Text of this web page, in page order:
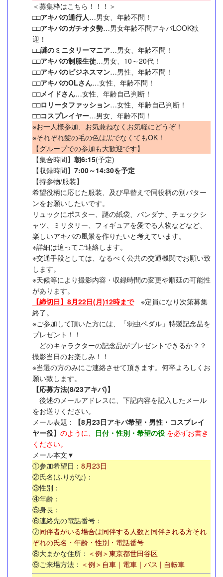
＜募集枠はこちら！！！＞
□□アキバの通行人…男女、年齢不問！
□□アキバのガチオタ勢…男女年齢不問アキバLOOK歓
迎！
□□謎のミニタリーマニア…男女、年齢不問！
□□アキバの制服生徒…男女、10～20代！
□□アキバのビジネスマン…男性、年齢不問！
□□アキバのOLさん…女性、年齢不問！
□□メイドさん…女性、年齢自己判断！
□□ロリータファッション…女性、年齢自己判断！
□□コスプレイヤー…男女、年齢不問！
※お一人様参加、お気兼ねなくお気軽にどうぞ！
※それぞれ髪の毛の色は黒でなくてもOK！
【グループでの参加も大歓迎です】
【集合時間】 朝6:15(予定)
【収録時間】 7:00～14:30を予定
【持参物/服装】
希望役柄に応じた服装、及び早替えで同役柄の別パター
ンをお願いしたいです。
リュックにポスター、謎の紙袋、バンダナ、チェックシ
ャツ、ミリタリー、フィギュアを愛でる人物などなど、
楽しいアキバの風景を作りたいと考えています。
※詳細は追ってご連絡します。
※交通手段としては、なるべく公共の交通機関でお願い致
します。
※天候等により撮影内容・収録時間の変更や順延の可能性
があります。
【締切日】 8月22日(月)12時まで※定員になり次第募集
終了。
※ご参加して頂いた方には、「弱虫ペダル」特製記念品を
プレゼント！！
どのキャラクターの記念品がプレゼントできるか？？
撮影当日のお楽しみ！！
※当選の方のみにご連絡させて頂きます。何卒よろしくお
願い致します。
【応募方法(8/23アキバ)】
後述のメールアドレスに、下記内容を記入したメール
をお送りください。
メール表題：
【8月23日アキバ希望・男性・コスプレイ
ヤー役】 のように、 日付・性別・希望の役 を必ずお書き
ください。
メール本文▼
①参加希望日： 8月23日
②氏名(ふりがな)：
③性別：
④年齢：
⑤身長：
⑥連絡先の電話番号：
⑦同伴者がいる場合は同伴する人数と同伴される方それ
ぞれの氏名・年齢・性別・電話番号
⑧大まかな住所： ＜例＞東京都世田谷区
⑨ご来場方法： ＜例＞自車｜電車｜バス | 自転車